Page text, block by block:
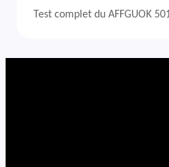
Test complet du AFFGUOK